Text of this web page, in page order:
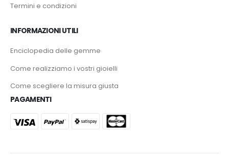
Termini e condizioni
INFORMAZIONI UTILI
Enciclopedia delle gemme
Come realizziamo i vostri gioielli
Come scegliere la misura giusta
PAGAMENTI